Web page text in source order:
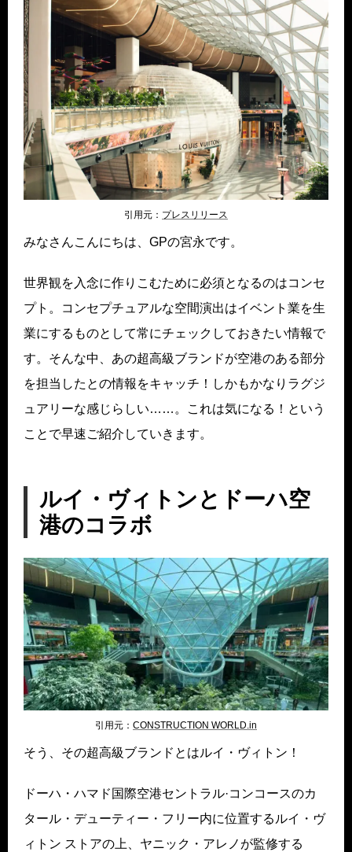
引用元： プレスリリ ース
みなさんこんにちは、GPの宮永です。
世界観を入念に作りこむために必須となるのはコンセ
プト。コンセプチュアルな空間演出はイベント業を生
業にするものとして常にチェックしておきたい情報で
す。そんな中、あの超高級ブランドが空港のある部分
を担当したとの情報をキャッチ！しかもかなりラグジ
ュアリーな感じらしい……。これは気になる！という
ことで早速ご紹介していきます。
ルイ・ヴィトンとドーハ空
港のコラボ
引用元： CONSTRUCTION WORLD.in
そう、その超高級ブランドとはルイ・ヴィトン！
ドーハ・ハマド国際空港セントラル·コンコースのカ
タール・デューティー・フリー内に位置するルイ・ヴ
ィトン ストアの上、ヤニック・アレノが監修する